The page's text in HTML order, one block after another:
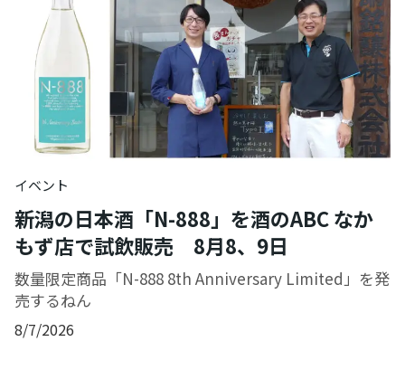
イベント
新潟の日本酒「N-888」を酒のABC なか
もず店で試飲販売 8月8、9日
数量限定商品「N-888 8th Anniversary Limited」を発
売するねん
8/7/2026